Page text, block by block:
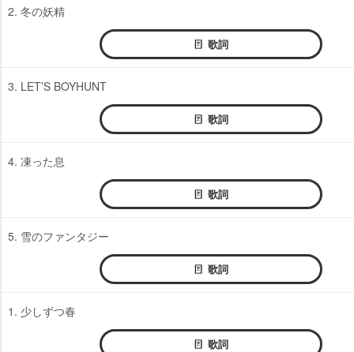
2. 冬の妖精
歌詞
3. LET’S BOYHUNT
歌詞
4. 凍った息
歌詞
5. 雪のファンタジー
歌詞
1. 少しずつ春
歌詞